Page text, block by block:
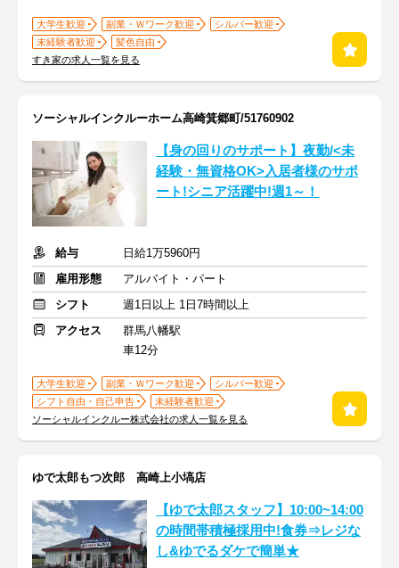
大学生歓迎 副業・Ｗワーク歓迎
シルバー歓迎
未経験者歓迎
髪色自由
すき家の求人一覧を見る
ソーシャルインクルーホーム高崎箕郷町/51760902
【身の回りのサポート】夜勤/<未
経験・無資格OK>入居者様のサポ
ート!シニア活躍中!週1～！
給与
日給1万5960円
雇用形態
アルバイト・パート
シフト
週1日以上 1日7時間以上
アクセス
群馬八幡駅
車12分
大学生歓迎 副業・Ｗワーク歓迎
シルバー歓迎
シフト自由・自己申告
未経験者歓迎
ソーシャルインクルー株式会社の求人一覧を見る
ゆで太郎もつ次郎 高崎上小塙店
【ゆで太郎スタッフ】10:00~14:00
の時間帯積極採用中!食券⇒レジな
し&ゆでるダケで簡単★